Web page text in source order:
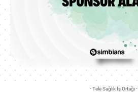
- Tele Sağlık İş Ortağı -